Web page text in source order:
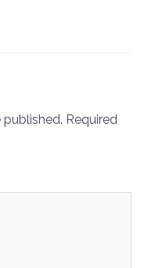
Required